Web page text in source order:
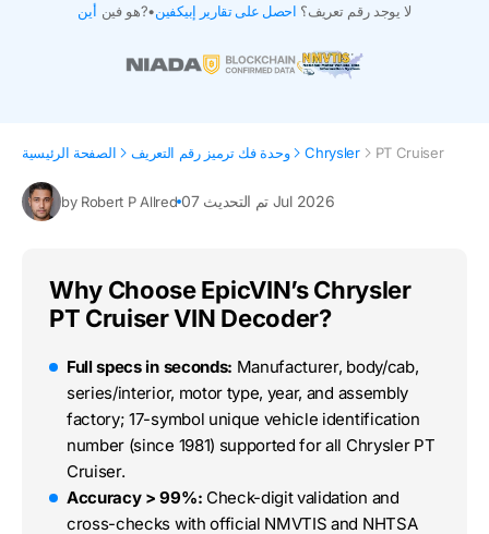
أين هو فين?• لا يوجد رقم تعريف؟ احصل على تقارير إبيكفين
الصفحة الرئيسية وحدة فك ترميز رقم التعريف Chrysler PT Cruiser
by Robert P Allred تم التحديث 07 Jul 2026
Why Choose EpicVIN’s Chrysler
PT Cruiser VIN Decoder?
Full specs in seconds: Manufacturer, body/cab,
series/interior, motor type, year, and assembly
factory; 17-symbol unique vehicle identification
number (since 1981) supported for all Chrysler PT
Cruiser.
Accuracy > 99%: Check-digit validation and
cross-checks with official NMVTIS and NHTSA